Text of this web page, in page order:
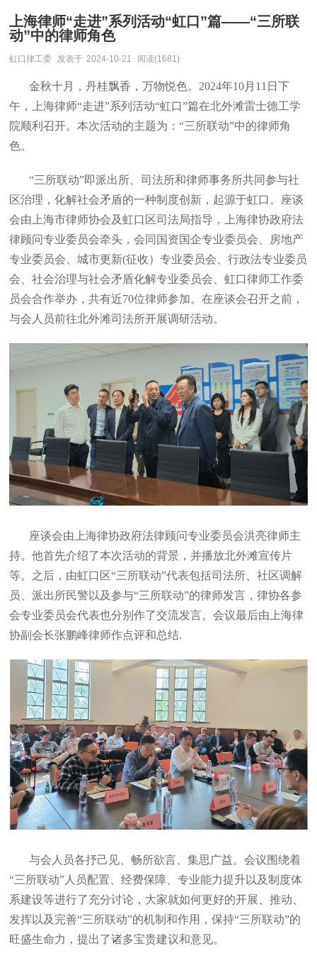
上海律师“走进”系列活动“虹口”篇——“三所联
动”中的律师角色
虹口律工委 发表于 2024-10-21 阅读(1681)
金秋十月，丹桂飘香，万物悦色。2024年10月11日下
午，上海律师“走进”系列活动“虹口”篇在北外滩雷士德工学
院顺利召开。本次活动的主题为：“三所联动”中的律师角
色。
“三所联动”即派出所、司法所和律师事务所共同参与社
区治理，化解社会矛盾的一种制度创新，起源于虹口。座谈
会由上海市律师协会及虹口区司法局指导，上海律协政府法
律顾问专业委员会牵头，会同国资国企专业委员会、房地产
专业委员会、城市更新(征收）专业委员会、行政法专业委员
会、社会治理与社会矛盾化解专业委员会、虹口律师工作委
员会合作举办，共有近70位律师参加。在座谈会召开之前，
与会人员前往北外滩司法所开展调研活动。
座谈会由上海律协政府法律顾问专业委员会洪亮律师主
持。他首先介绍了本次活动的背景，并播放北外滩宣传片
等。之后，由虹口区“三所联动”代表包括司法所、社区调解
员、派出所民警以及参与“三所联动”的律师发言，律协各参
会专业委员会代表也分别作了交流发言。会议最后由上海律
协副会长张鹏峰律师作点评和总结.
与会人员各抒己见、畅所欲言、集思广益。会议围绕着
“三所联动”人员配置、经费保障、专业能力提升以及制度体
系建设等进行了充分讨论，大家就如何更好的开展、推动、
发挥以及完善“三所联动”的机制和作用，保持“三所联动”的
旺盛生命力，提出了诸多宝贵建议和意见。